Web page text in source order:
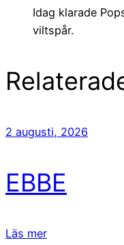
Idag klarade
viltspår.
2 augusti, 2026
EBBE
Läs mer